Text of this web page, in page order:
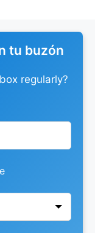
tu buzón
regularly?